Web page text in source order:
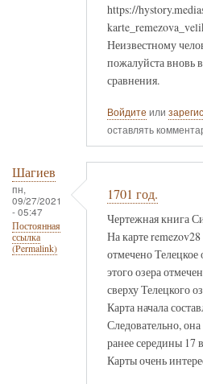
https://
Неизвестному
пожалуйста вновь
сравнения.
Войдите или
оставлять
Шагиев
пн,
09/27/2021
- 05:47
Постоянная
ссылка
(Permalink)
1701 год.
Чертежная книга
На карте
отмечено
этого озера
сверху Телецкого
Карта начала
Следовательно,
ранее середины 17
Карты очень